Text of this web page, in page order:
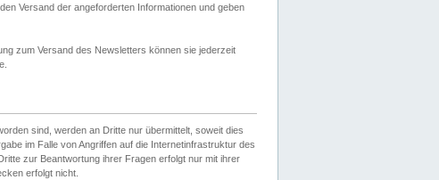
Versand der angeforderten Informationen und geben
zum Versand des Newsletters können sie jederzeit
sind, werden an Dritte nur übermittelt, soweit dies
im Falle von Angriffen auf die Internetinfrastruktur des
zur Beantwortung ihrer Fragen erfolgt nur mit ihrer
erfolgt nicht.